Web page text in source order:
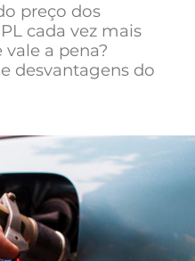
preço dos
cada vez mais
a pena?
desvantagens do